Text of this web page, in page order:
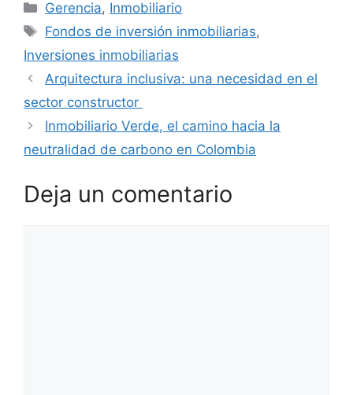
Categorías
Gerencia, Inmobiliario
Etiquetas
Fondos de inversión inmobiliarias,
Inversiones inmobiliarias
Arquitectura inclusiva: una necesidad en el
sector constructor
Inmobiliario Verde, el camino hacia la
neutralidad de carbono en Colombia
Deja un comentario